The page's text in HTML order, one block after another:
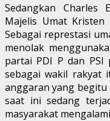
Sedangkan Charles
Majelis Umat Kristen
Sebagai represtasi
menolak
partai PDI P dan PSI
sebagai wakil rakyat
anggaran yang
saat ini sedang
masyarakat